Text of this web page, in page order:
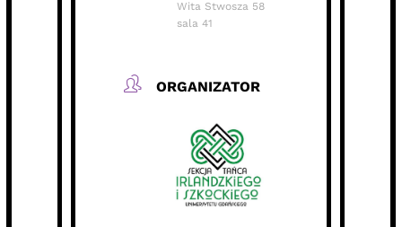
Wita Stwosza 58
sala 41
ORGANIZATOR